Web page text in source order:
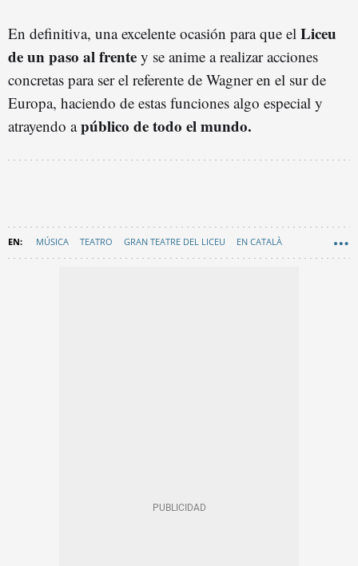
En definitiva, una excelente ocasión para que el Liceu
de un paso al frente y se anime a realizar acciones
concretas para ser el referente de Wagner en el sur de
Europa, haciendo de estas funciones algo especial y
atrayendo apúblico de todo el mundo.
MÚSICA TEATRO GRAN TEATRE DEL LICEU EN CATALÀ